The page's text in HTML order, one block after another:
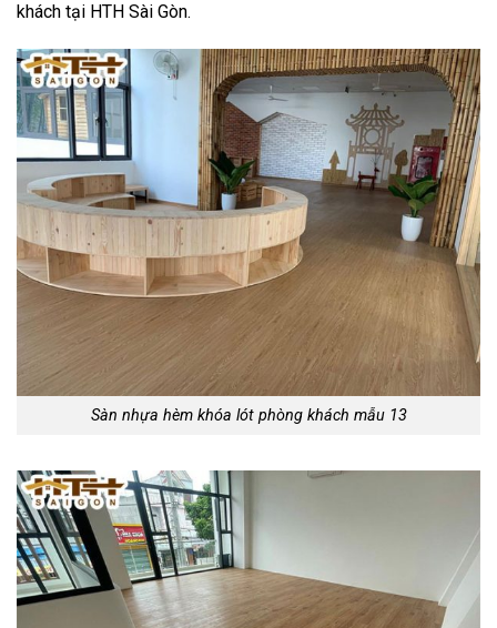
khách tại HTH Sài Gòn.
Sàn nhựa hèm khóa lót phòng khách mẫu 13